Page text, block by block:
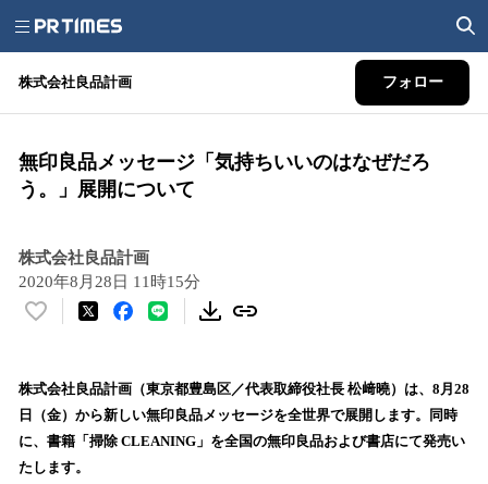
株式会社良品計画 フォロー
無印良品メッセージ「気持ちいいのはなぜだろ
う。」展開について
株式会社良品計画
2020年8月28日 11時15分
い
！
数
を
読
株式会社良品計画（東京都豊島区／代表取締役社長 松﨑曉）は、8月28
日（金）から新しい無印良品メッセージを全世界で展開します。同時
に、書籍「掃除 CLEANING」を全国の無印良品および書店にて発売い
たします。